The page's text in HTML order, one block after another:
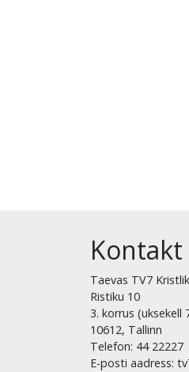
Kontakt
Taevas TV7
Ristiku 10
3. korrus (uksekell
10612, Tallinn
Telefon: 44 22227
E-posti aadress: